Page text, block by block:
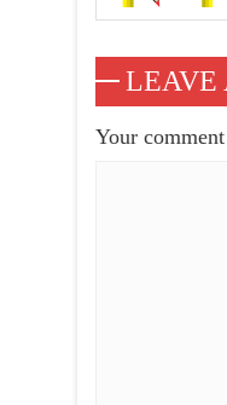
LEAVE
Your comment